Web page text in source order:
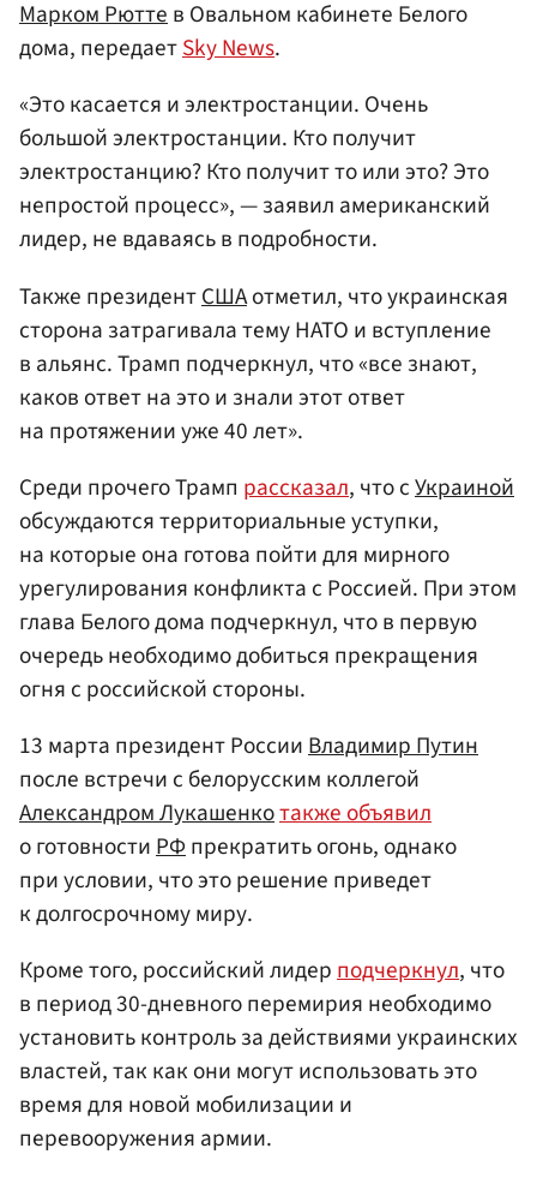
Марком Рюттев Овальном кабинете Белого
дома, передаетSky News.
«Это касается и электростанции. Очень
большой электростанции. Кто получит
электростанцию? Кто получит то или это? Это
непростой процесс», — заявил американский
лидер, не вдаваясь в подробности.
Также президентСШАотметил, что украинская
сторона затрагивала тему НАТО и вступление
в альянс. Трамп подчеркнул, что «все знают,
каков ответ на это и знали этот ответ
на протяжении уже 40 лет».
Среди прочего Трамп рассказал, что сУкраиной
обсуждаются территориальные уступки,
на которые она готова пойти для мирного
урегулирования конфликта с Россией. При этом
глава Белого дома подчеркнул, что в первую
очередь необходимо добиться прекращения
огня с российской стороны.
13 марта президент РоссииВладимир Путин
после встречи с белорусским коллегой
Александром Лукашенкотакже объявил
о готовностиРФпрекратить огонь, однако
при условии, что это решение приведет
к долгосрочному миру.
Кроме того, российский лидерподчеркнул, что
в период 30-дневного перемирия необходимо
установить контроль за действиями украинских
властей, так как они могут использовать это
время для новой мобилизации и
перевооружения армии.